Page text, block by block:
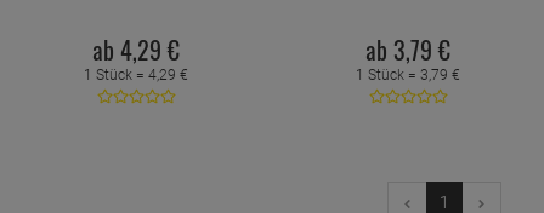
ab 4,29 €
1 Stück = 4,29 €
ab 3,79 €
1 Stück = 3,79 €
1